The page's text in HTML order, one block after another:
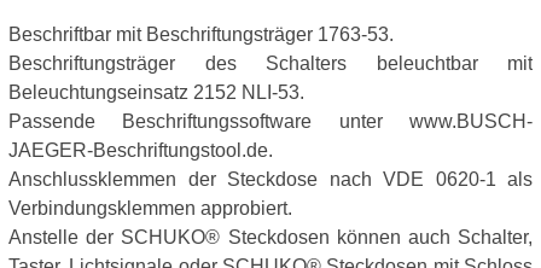
Beschriftbar mit Beschriftungsträger 1763-53.
Beschriftungsträger des Schalters beleuchtbar mit
Beleuchtungseinsatz 2152 NLI-53.
Passende Beschriftungssoftware unter www.BUSCH-
JAEGER-Beschriftungstool.de.
Anschlussklemmen der Steckdose nach VDE 0620-1 als
Verbindungsklemmen approbiert.
Anstelle der SCHUKO® Steckdosen können auch Schalter,